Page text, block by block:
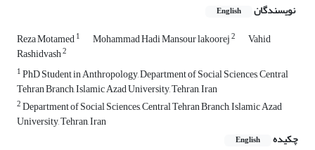
نویسندگان English
Reza Motamed1 Mohammad Hadi Mansour lakoorej2 Vahid
Rashidvash2
1PhD Student in Anthropology, Department of Social Sciences, Central
Tehran Branch, Islamic Azad University, Tehran, Iran
2Department of Social Sciences, Central Tehran Branch, Islamic Azad
University, Tehran, Iran
چکیده
English